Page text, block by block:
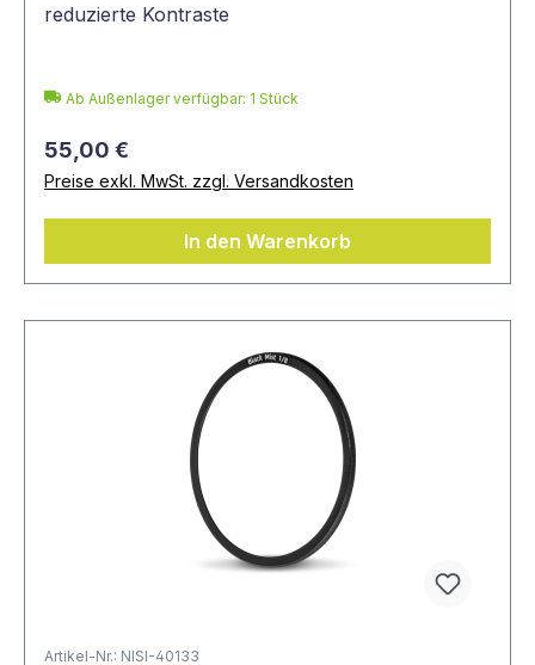
reduzierte Kontraste
Ab Außenlager verfügbar: 1 Stück
55,00 €
Preise exkl. MwSt. zzgl. Versandkosten
In den Warenkorb
Artikel-Nr.: NISI-40133